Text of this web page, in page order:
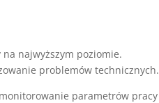
na najwyższym poziomie.
problemów technicznych.
parametrów pracy